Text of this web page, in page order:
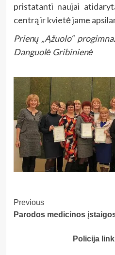
pristatanti naujai
centrą ir kvietė jame
Prienų „Ąžuolo“
Danguolė Gribinienė
Post
Navigation
Previous
Parodos medicinos
Policija